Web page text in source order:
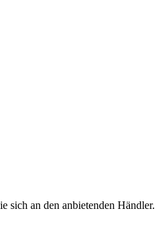
sich an den anbietenden Händler.